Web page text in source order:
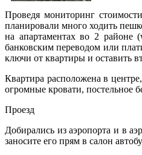
Проведя мониторинг
планировали много ходить
на апартаментах во 2 районе
банковским переводом или
ключи от квартиры и оставить
Квартира расположена в
огромные кровати, постельное
Проезд
Добирались из аэропорта и в
заносите его прям в салон